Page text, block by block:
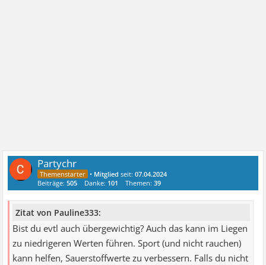
Partychr
• Mitglied seit:07.04.2024
Beiträge:505 Danke: 101 Themen:39
Zitat von Pauline333:
Bist du evtl auch übergewichtig? Auch das kann im Liegen
zu niedrigeren Werten führen. Sport (und nicht rauchen)
kann helfen, Sauerstoffwerte zu verbessern. Falls du nicht